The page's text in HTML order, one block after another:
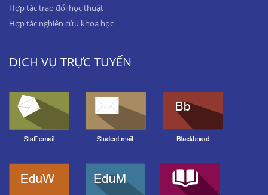
Hợp tác trao đổi học thuật
Hợp tác nghiên cứu khoa học
DỊCH VỤ TRỰC TUYẾN